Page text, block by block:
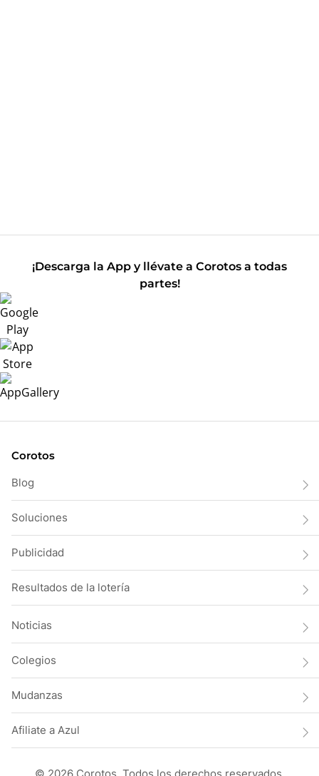
¡Descarga la App y llévate a Corotos a todas
partes!
Corotos
Blog
Soluciones
Publicidad
Resultados de la lotería
Noticias
Colegios
Mudanzas
Afiliate a Azul